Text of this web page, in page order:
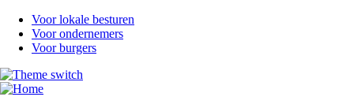
Overslaan
naar
inhoud
gaan
Voor lokale besturen
Voor ondernemers
Voor burgers